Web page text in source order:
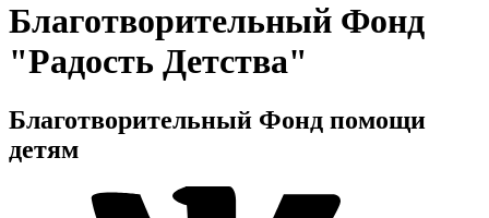
Благотворительный Фонд
"Радость Детства"
Благотворительный Фонд помощи
детям